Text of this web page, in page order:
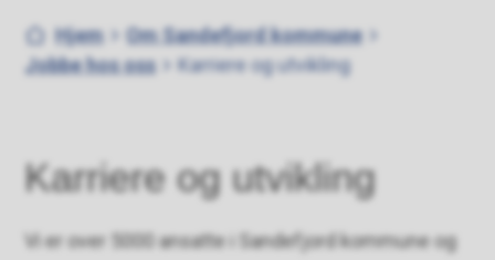
Du er her:
Hjem
Om Sandefjord kommune
Jobbe hos oss
Karriere og utvikling
Karriere og utvikling
Vi er over 5000 ansatte i Sandefjord kommune og